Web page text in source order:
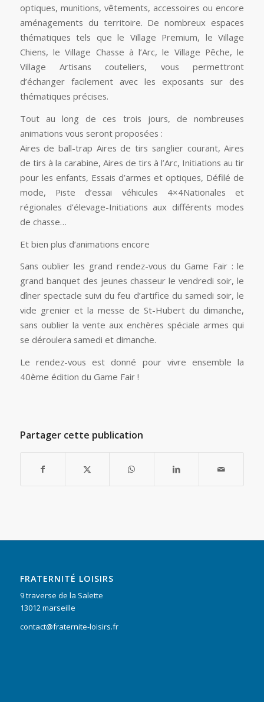
optiques, munitions, vêtements, accessoires ou encore
aménagements du territoire. De nombreux espaces
thématiques tels que le Village Premium, le Village
Chiens, le Village Chasse à l’Arc, le Village Pêche, le
Village Artisans couteliers, vous permettront
d’échanger facilement avec les exposants sur des
thématiques précises.
Tout au long de ces trois jours, de nombreuses
animations vous seront proposées :
Aires de ball-trap Aires de tirs sanglier courant, Aires
de tirs à la carabine, Aires de tirs à l’Arc, Initiations au tir
pour les enfants, Essais d’armes et optiques, Défilé de
mode, Piste d’essai véhicules 4×4Nationales et
régionales d’élevage-Initiations aux différents modes
de chasse…
Et bien plus d’animations encore
Sans oublier les grand rendez-vous du Game Fair : le
grand banquet des jeunes chasseur le vendredi soir, le
dîner spectacle suivi du feu d’artifice du samedi soir, le
vide grenier et la messe de St-Hubert du dimanche,
sans oublier la vente aux enchères spéciale armes qui
se déroulera samedi et dimanche.
Le rendez-vous est donné pour vivre ensemble la
40ème édition du Game Fair !
Partager cette publication
FRATERNITÉ LOISIRS
9 traverse de la Salette
13012 marseille
contact@fraternite-loisirs.fr